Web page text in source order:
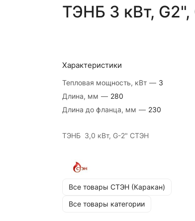
ТЭНБ 3 кВт,
Характеристики
Тепловая мощность, кВт — 3
Длина, мм — 280
Длина до фланца, мм — 230
ТЭНБ 3,0 кВт, G-2" СТЭН
Все товары СТЭН (Каракан)
Все товары категории